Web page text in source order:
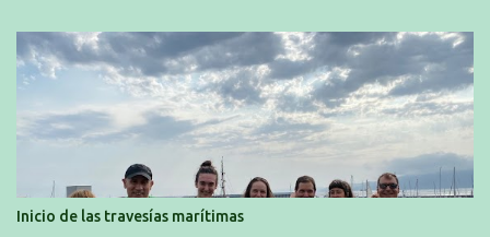
Inicio de las travesías marítimas